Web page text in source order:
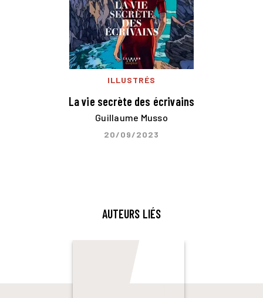
ILLUSTRÉS
La vie secrète des écrivains
Guillaume Musso
20/09/2023
AUTEURS LIÉS